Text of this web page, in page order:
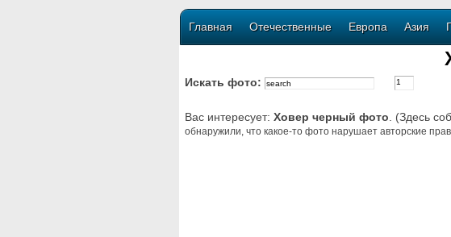
Главная Отечественные Европа Азия
Искать фото:
Вас интересует: Ховер черный фото . (Здесь
обнаружили, что какое-то фото нарушает авторские